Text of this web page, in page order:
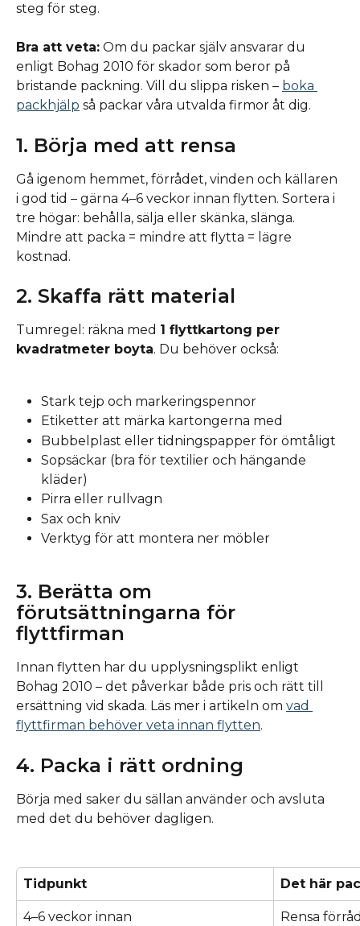
steg för steg.
Bra att veta: Om du packar själv ansvarar du
enligt Bohag 2010 för skador som beror på
bristande packning. Vill du slippa risken – boka
packhjälp så packar våra utvalda firmor åt dig.
1. Börja med att rensa
Gå igenom hemmet, förrådet, vinden och källaren
i god tid – gärna 4–6 veckor innan flytten. Sortera i
tre högar: behålla, sälja eller skänka, slänga.
Mindre att packa = mindre att flytta = lägre
kostnad.
2. Skaffa rätt material
Tumregel: räkna med 1 flyttkartong per
kvadratmeter boyta. Du behöver också:
Stark tejp och markeringspennor
Etiketter att märka kartongerna med
Bubbelplast eller tidningspapper för ömtåligt
Sopsäckar (bra för textilier och hängande
kläder)
Pirra eller rullvagn
Sax och kniv
Verktyg för att montera ner möbler
3. Berätta om
förutsättningarna för
flyttfirman
Innan flytten har du upplysningsplikt enligt
Bohag 2010 – det påverkar både pris och rätt till
ersättning vid skada. Läs mer i artikeln om vad
flyttfirman behöver veta innan flytten.
4. Packa i rätt ordning
Börja med saker du sällan använder och avsluta
med det du behöver dagligen.
Tidpunkt Det här
4–6 veckor innan
Rensa